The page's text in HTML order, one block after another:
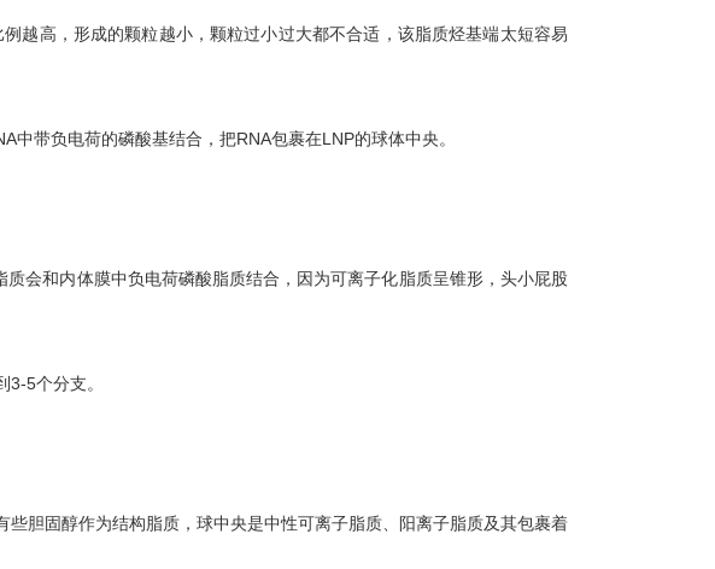
越高，形成的颗粒越小，颗粒过小过大都不合适，该脂质烃基端太短容易
带负电荷的磷酸基结合，把RNA包裹在LNP的球体中央。
会和内体膜中负电荷磷酸脂质结合，因为可离子化脂质呈锥形，头小屁股
5个分支。
胆固醇作为结构脂质，球中央是中性可离子脂质、阳离子脂质及其包裹着